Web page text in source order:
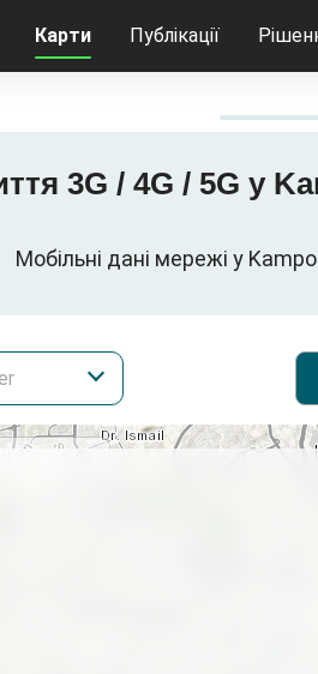
Карти Публікації
3G / 4G / 5G у
Мобільні дані мережі у